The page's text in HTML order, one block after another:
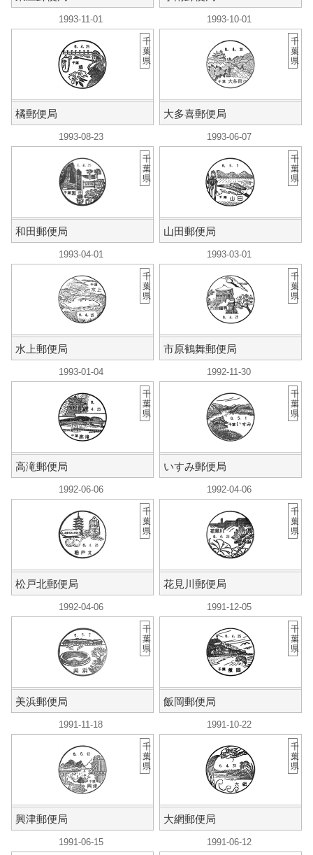
1993-11-01
橘郵便局
千
葉
県
1993-10-01
大多喜郵便局
千
葉
県
1993-08-23
和田郵便局
千
葉
県
1993-06-07
山田郵便局
千
葉
県
1993-04-01
水上郵便局
千
葉
県
1993-03-01
市原鶴舞郵便局
千
葉
県
1993-01-04
高滝郵便局
千
葉
県
1992-11-30
いすみ郵便局
千
葉
県
1992-06-06
松戸北郵便局
千
葉
県
1992-04-06
花見川郵便局
千
葉
県
1992-04-06
美浜郵便局
千
葉
県
1991-12-05
飯岡郵便局
千
葉
県
1991-11-18
興津郵便局
千
葉
県
1991-10-22
大網郵便局
千
葉
県
1991-06-15 1991-06-12